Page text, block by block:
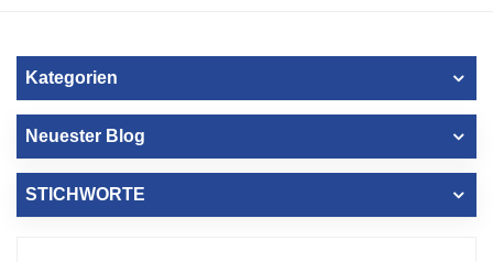
Kategorien
Neuester Blog
STICHWORTE